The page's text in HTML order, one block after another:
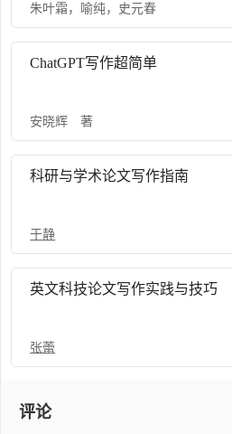
朱叶霜 ， 喻纯， 史元春
ChatGPT写作超简单
安晓辉 著
科研与学术论文写作指南
于静
英文科技论文写作实践与技巧
张蕾
评论